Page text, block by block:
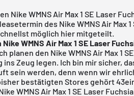
Nike WMNS Air Max 1 SE Laser
des Nike WMNS Air Max
möglich hier mitgeteilt.
WMNS Air Max 1 SE Laser
planen den Nike WMNS Air Max 1
ins Zeug legen. Ich bin mir sicher,
sein werden, denn wenn wir
bestätigten Stores gehört
WMNS Air Max 1 SE Laser